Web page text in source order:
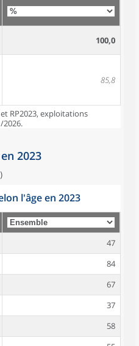
100,0
85,8
et RP2023, exploitations
2026.
2023
l'âge en 2023
47
84
67
37
58